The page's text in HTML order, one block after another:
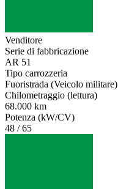
Venditore
Serie di fabbricazione
AR 51
Tipo carrozzeria
Fuoristrada (Veicolo militare)
Chilometraggio (lettura)
68.000 km
Potenza (kW/CV)
48 / 65